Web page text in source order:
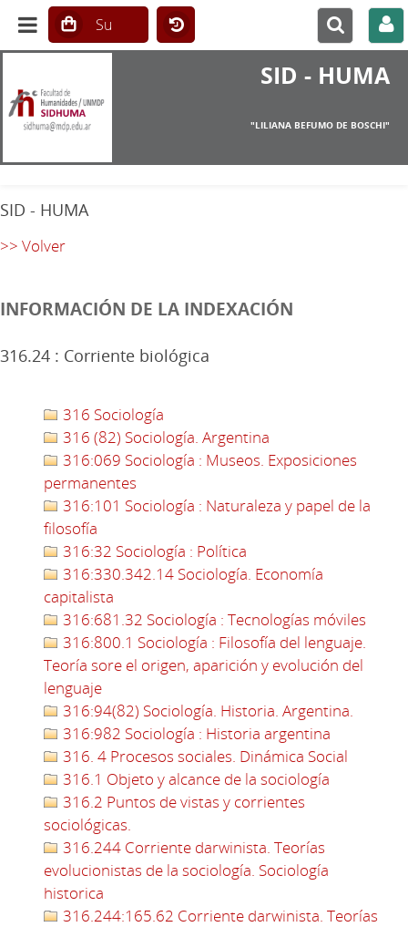
SID - HUMA
"LILIANA BEFUMO DE BOSCHI"
SID - HUMA
>> Volver
INFORMACIÓN DE LA INDEXACIÓN
316.24 : Corriente biológica
316 Sociología
316 (82) Sociología. Argentina
316:069 Sociología : Museos. Exposiciones
permanentes
316:101 Sociología : Naturaleza y papel de la
filosofía
316:32 Sociología : Política
316:330.342.14 Sociología. Economía
capitalista
316:681.32 Sociología : Tecnologías móviles
316:800.1 Sociología : Filosofía del lenguaje.
Teoría sore el origen, aparición y evolución del
lenguaje
316:94(82) Sociología. Historia. Argentina.
316:982 Sociología : Historia argentina
316. 4 Procesos sociales. Dinámica Social
316.1 Objeto y alcance de la sociología
316.2 Puntos de vistas y corrientes
sociológicas.
316.244 Corriente darwinista. Teorías
evolucionistas de la sociología. Sociología
historica
316.244:165.62 Corriente darwinista. Teorías